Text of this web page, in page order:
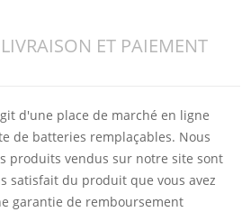
LIVRAISON ET PAIEMENT
d'une place de marché en ligne
de batteries remplaçables. Nous
produits vendus sur notre site sont
satisfait du produit que vous avez
garantie de remboursement